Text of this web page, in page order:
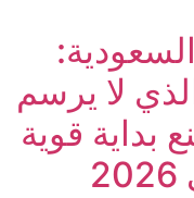
لا يرسم
قوية